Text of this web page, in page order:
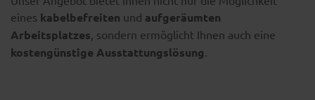
eines kabelbefreiten und aufgeräumten
Arbeitsplatzes , sondern ermöglicht Ihnen auch eine
kostengünstige Ausstattungslösung